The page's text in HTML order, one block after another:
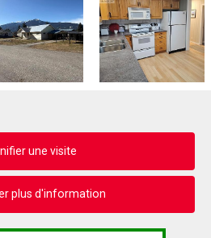
une visite
plus d'information